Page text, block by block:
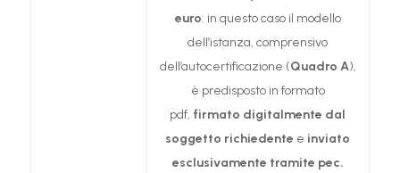
euro: in questo caso il modello
dell’istanza, comprensivo
dell’autocertificazione (Quadro A),
è predisposto in formato
pdf, firmato digitalmente dal
soggetto richiedente e inviato
esclusivamente tramite pec.